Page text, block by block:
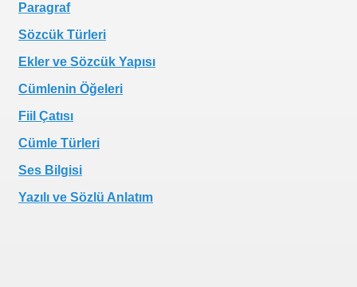
Paragraf
Sözcük Türleri
Ekler ve Sözcük Yapısı
Cümlenin Öğeleri
Fiil Çatısı
Cümle Türleri
Ses Bilgisi
Yazılı ve Sözlü Anlatım